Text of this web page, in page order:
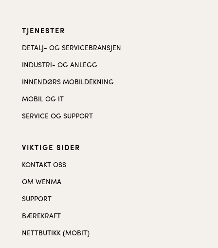
TJENESTER
DETALJ- OG SERVICEBRANSJEN
INDUSTRI- OG ANLEGG
INNENDØRS MOBILDEKNING
MOBIL OG IT
SERVICE OG SUPPORT
VIKTIGE SIDER
KONTAKT OSS
OM WENMA
SUPPORT
BÆREKRAFT
NETTBUTIKK (MOBIT)